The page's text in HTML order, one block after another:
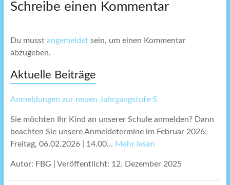
Schreibe einen Kommentar
Du musst angemeldetsein, um einen Kommentar
abzugeben.
Aktuelle Beiträge
Anmeldungen zur neuen Jahrgangstufe 5
Sie möchten Ihr Kind an unserer Schule anmelden? Dann
beachten Sie unsere Anmeldetermine im Februar 2026:
Freitag, 06.02.2026 | 14.00… Mehr lesen
Autor: FBG Veröffentlicht: 12. Dezember 2025